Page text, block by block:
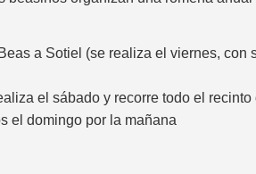
a Sotiel (se realiza el viernes,
el sábado y recorre todo el
el domingo por la mañana